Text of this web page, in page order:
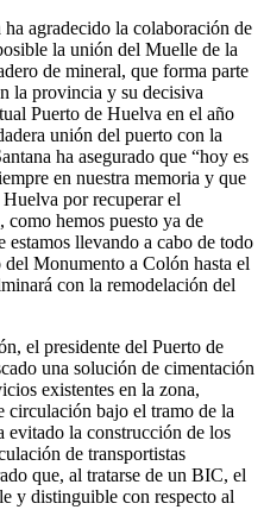
agradecido la colaboración de
la unión del Muelle de la
de mineral, que forma parte
la provincia y su decisiva
Puerto de Huelva en el año
unión del puerto con la
ha asegurado que “hoy es
en nuestra memoria y que
por recuperar el
hemos puesto ya de
llevando a cabo de todo
Monumento a Colón hasta el
con la remodelación del
el presidente del Puerto de
una solución de cimentación
existentes en la zona,
circulación bajo el tramo de la
evitado la construcción de los
de transportistas
que, al tratarse de un BIC, el
y distinguible con respecto al